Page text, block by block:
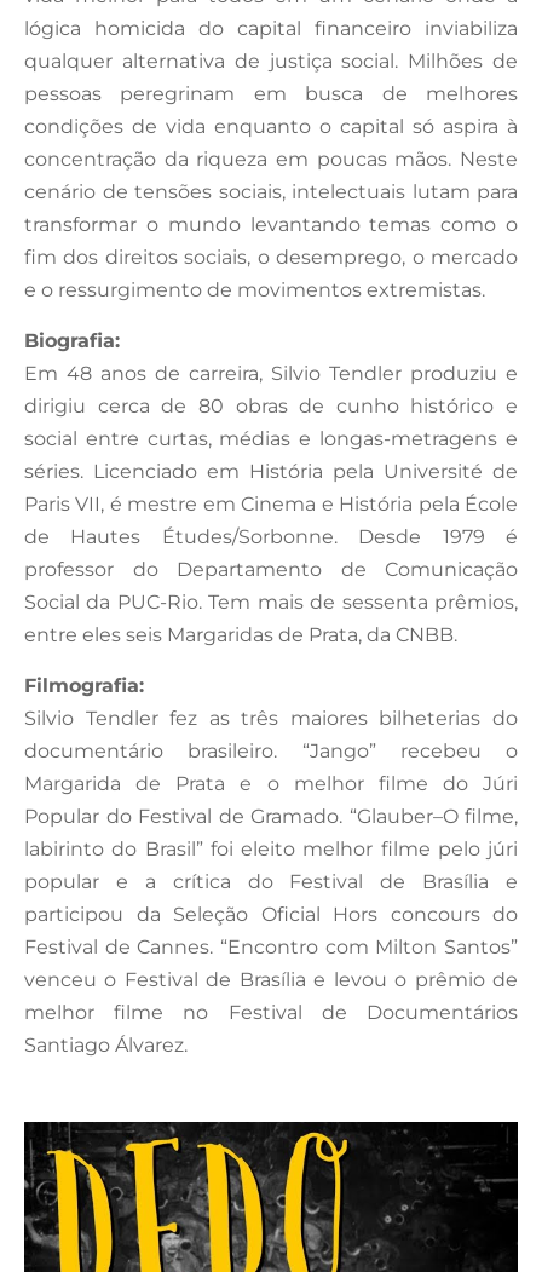
lógica homicida do capital financeiro inviabiliza
qualquer alternativa de justiça social. Milhões de
pessoas peregrinam em busca de melhores
condições de vida enquanto o capital só aspira à
concentração da riqueza em poucas mãos. Neste
cenário de tensões sociais, intelectuais lutam para
transformar o mundo levantando temas como o
fim dos direitos sociais, o desemprego, o mercado
e o ressurgimento de movimentos extremistas.
Biografia:
Em 48 anos de carreira, Silvio Tendler produziu e
dirigiu cerca de 80 obras de cunho histórico e
social entre curtas, médias e longas-metragens e
séries. Licenciado em História pela Université de
Paris VII, é mestre em Cinema e História pela École
de Hautes Études/Sorbonne. Desde 1979 é
professor do Departamento de Comunicação
Social da PUC-Rio. Tem mais de sessenta prêmios,
entre eles seis Margaridas de Prata, da CNBB.
Filmografia:
Silvio Tendler fez as três maiores bilheterias do
documentário brasileiro. “Jango” recebeu o
Margarida de Prata e o melhor filme do Júri
Popular do Festival de Gramado. “Glauber–O filme,
labirinto do Brasil” foi eleito melhor filme pelo júri
popular e a crítica do Festival de Brasília e
participou da Seleção Oficial Hors concours do
Festival de Cannes. “Encontro com Milton Santos”
venceu o Festival de Brasília e levou o prêmio de
melhor filme no Festival de Documentários
Santiago Álvarez.